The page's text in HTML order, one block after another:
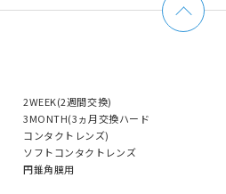
2WEEK(2週間交換)
3MONTH(3ヵ月交換ハード
コンタクトレンズ)
ソフトコンタクトレンズ
円錐角膜用